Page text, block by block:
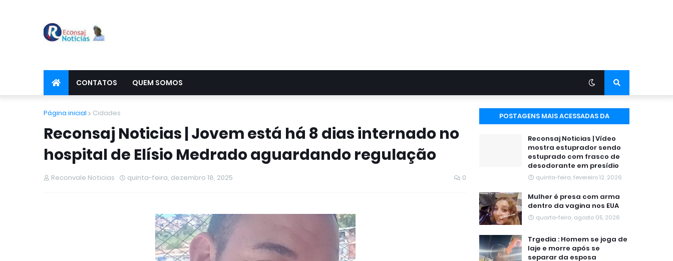
CONTATOS QUEM SOMOS
Página inicial Cidades
Reconsaj Noticias | Jovem está há 8 dias internado no
hospital de Elísio Medrado aguardando regulação
Reconvale Noticias quinta-feira, dezembro 18, 2025 0
POSTAGENS MAIS ACESSADAS DA
Reconsaj Noticias | Vídeo
mostra estuprador sendo
estuprado com frasco de
desodorante em presídio
quinta-feira, fevereiro 12, 2026
Mulher é presa com arma
dentro da vagina nos EUA
quarta-feira, agosto 05, 2026
Trgedia : Homem se joga de
laje e morre após se
separar da esposa